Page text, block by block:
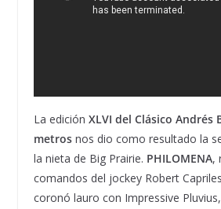
La edición XLVI del Clásico Andrés
metrosnos dio como resultado la
la nieta de Big Prairie. PHILOMENA,
comandos del jockey Robert
coronó lauro con Impressive